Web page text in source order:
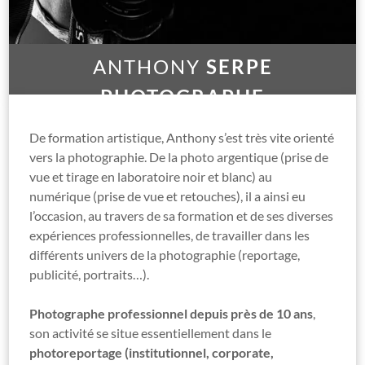
ANTHONY SERPE
PHOTOGRAPHE
De formation artistique, Anthony s’est très vite orienté
vers la photographie. De la photo argentique (prise de
vue et tirage en laboratoire noir et blanc) au
numérique (prise de vue et retouches), il a ainsi eu
l’occasion, au travers de sa formation et de ses diverses
expériences professionnelles, de travailler dans les
différents univers de la photographie (reportage,
publicité, portraits…).
Photographe professionnel depuis près de 10 ans,
son activité se situe essentiellement dans le
photoreportage (institutionnel, corporate,